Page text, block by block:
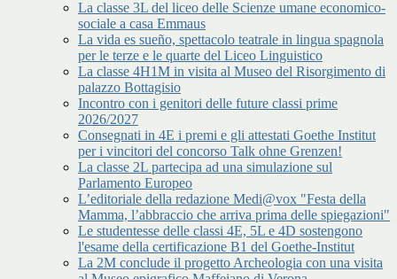
La classe 3L del liceo delle Scienze umane economico-
sociale a casa Emmaus
La vida es sueño, spettacolo teatrale in lingua spagnola
per le terze e le quarte del Liceo Linguistico
La classe 4H1M in visita al Museo del Risorgimento di
palazzo Bottagisio
Incontro con i genitori delle future classi prime
2026/2027
Consegnati in 4E i premi e gli attestati Goethe Institut
per i vincitori del concorso Talk ohne Grenzen!
La classe 2L partecipa ad una simulazione sul
Parlamento Europeo
L’editoriale della redazione Medi@vox "Festa della
Mamma, l’abbraccio che arriva prima delle spiegazioni"
Le studentesse delle classi 4E, 5L e 4D sostengono
l'esame della certificazione B1 del Goethe-Institut
La 2M conclude il progetto Archeologia con una visita